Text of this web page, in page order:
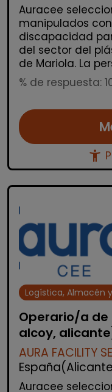
Auracee
manipulados
discapacidad
del sector del
de Mariola. La
% de respuesta:
accessibility_new
Logística, Almacén
Operario/a
alcoy,
AURA FACILITY
Auracee